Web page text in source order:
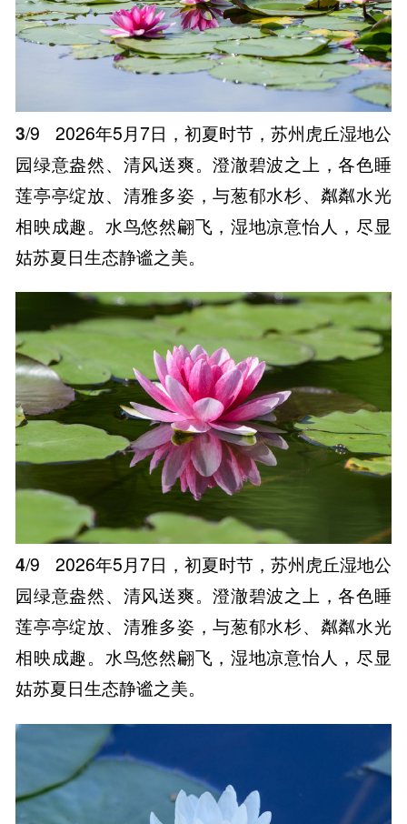
3/9
2026年5月7日，初夏时节，苏州虎丘湿地公
园绿意盎然、清风送爽。澄澈碧波之上，各色睡
莲亭亭绽放、清雅多姿，与葱郁水杉、粼粼水光
相映成趣。水鸟悠然翩飞，湿地凉意怡人，尽显
姑苏夏日生态静谧之美。
4/9
2026年5月7日，初夏时节，苏州虎丘湿地公
园绿意盎然、清风送爽。澄澈碧波之上，各色睡
莲亭亭绽放、清雅多姿，与葱郁水杉、粼粼水光
相映成趣。水鸟悠然翩飞，湿地凉意怡人，尽显
姑苏夏日生态静谧之美。